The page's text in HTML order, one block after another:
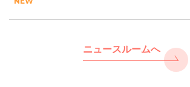
ニュースルームへ